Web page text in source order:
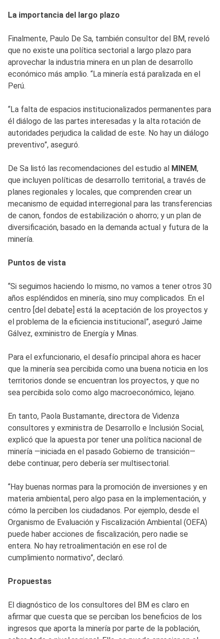
La importancia del largo plazo
Finalmente, Paulo De Sa, también consultor del BM, reveló
que no existe una política sectorial a largo plazo para
aprovechar la industria minera en un plan de desarrollo
económico más amplio. “La minería está paralizada en el
Perú.
“La falta de espacios institucionalizados permanentes para
él diálogo de las partes interesadas y la alta rotación de
autoridades perjudica la calidad de este. No hay un diálogo
preventivo”, aseguró.
De Sa listó las recomendaciones del estudio al MINEM,
que incluyen políticas de desarrollo territorial, a través de
planes regionales y locales, que comprenden crear un
mecanismo de equidad interregional para las transferencias
de canon, fondos de estabilización o ahorro; y un plan de
diversificación, basado en la demanda actual y futura de la
minería.
Puntos de vista
“Si seguimos haciendo lo mismo, no vamos a tener otros 30
años espléndidos en minería, sino muy complicados. En el
centro [del debate] está la aceptación de los proyectos y
el problema de la eficiencia institucional”, aseguró Jaime
Gálvez, exministro de Energía y Minas.
Para el exfuncionario, el desafío principal ahora es hacer
que la minería sea percibida como una buena noticia en los
territorios donde se encuentran los proyectos, y que no
sea percibida solo como algo macroeconómico, lejano.
En tanto, Paola Bustamante, directora de Videnza
consultores y exministra de Desarrollo e Inclusión Social,
explicó que la apuesta por tener una política nacional de
minería —iniciada en el pasado Gobierno de transición—
debe continuar, pero debería ser multisectorial.
“Hay buenas normas para la promoción de inversiones y en
materia ambiental, pero algo pasa en la implementación, y
cómo la perciben los ciudadanos. Por ejemplo, desde el
Organismo de Evaluación y Fiscalización Ambiental (OEFA)
puede haber acciones de fiscalización, pero nadie se
entera. No hay retroalimentación en ese rol de
cumplimiento normativo”, declaró.
Propuestas
El diagnóstico de los consultores del BM es claro en
afirmar que cuesta que se perciban los beneficios de los
ingresos que aporta la minería por parte de la población,